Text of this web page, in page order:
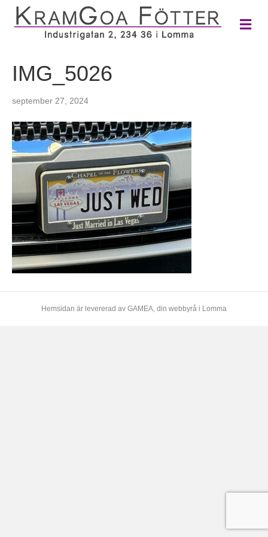
M
e
IMG_5026
september 27, 2024
Hemsidan är levererad av GAMEA, din webbyrå i Lomma